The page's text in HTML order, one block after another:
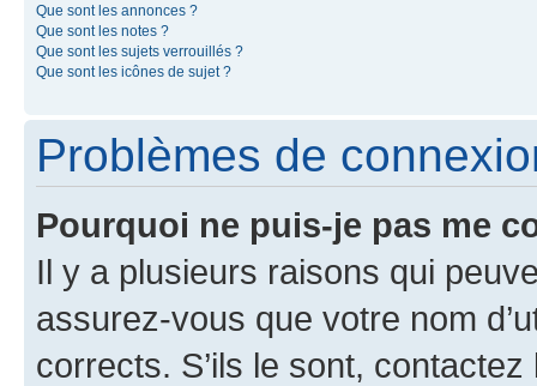
Que sont les annonces ?
Que sont les notes ?
Que sont les sujets verrouillés ?
Que sont les icônes de sujet ?
Problèmes de
Pourquoi ne puis-je pas me
Il y a plusieurs raisons qui
assurez-vous que votre nom
corrects. S’ils le sont,